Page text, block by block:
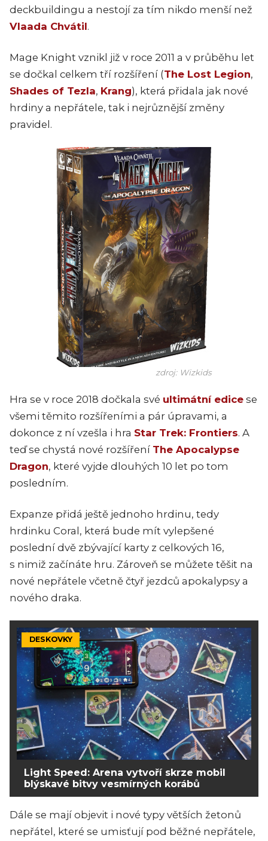
deckbuildingu a nestojí za tím nikdo menší než
Vlaada Chvátil.
Mage Knight vznikl již v roce 2011 a v průběhu let
se dočkal celkem tří rozšíření (The Lost Legion,
Shades of Tezla, Krang), která přidala jak nové
hrdiny a nepřátele, tak i nejrůznější změny
pravidel.
zdroj: Wizkids
Hra se v roce 2018 dočkala své ultimátní edice se
všemi těmito rozšířeními a pár úpravami, a
dokonce z ní vzešla i hra Star Trek: Frontiers. A
teď se chystá nové rozšíření The Apocalypse
Dragon, které vyjde dlouhých 10 let po tom
posledním.
Expanze přidá ještě jednoho hrdinu, tedy
hrdinku Coral, která bude mít vylepšené
poslední dvě zbývající karty z celkových 16,
s nimiž začínáte hru. Zároveň se můžete těšit na
nové nepřátele včetně čtyř jezdců apokalypsy a
nového draka.
DESKOVKY
Light Speed: Arena vytvoří skrze mobil
blýskavé bitvy vesmírných korábů
Dále se mají objevit i nové typy větších žetonů
nepřátel, které se umisťují pod běžné nepřátele,